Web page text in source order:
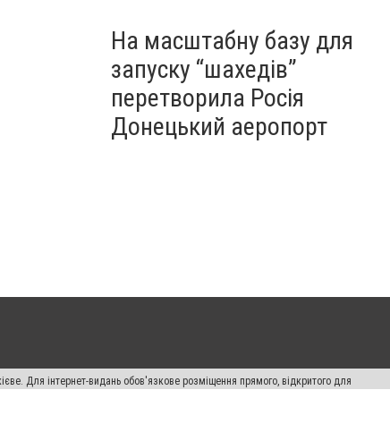
На масштабну базу для
запуску “шахедів”
перетворила Росія
Донецький аеропорт
Для інтернет-видань обов'язкове розміщення прямого, відкритого для